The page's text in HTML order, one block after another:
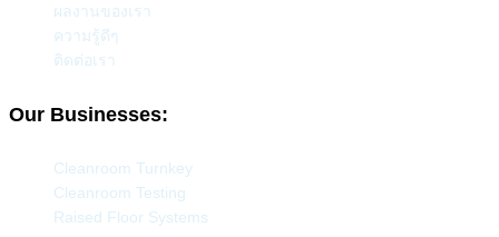
ผลงานของเรา
ความรู้ดีๆ
ติดต่อเรา
Our Businesses:
Cleanroom Turnkey
Cleanroom Testing
Raised Floor Systems